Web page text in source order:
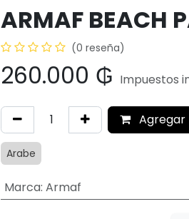
ARMAF BEACH
(0 reseña)
260.000 ₲ Impuestos
Agregar
Arabe
Marca: Armaf